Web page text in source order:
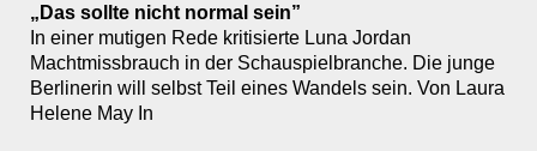
„Das sollte nicht normal sein”
In einer mutigen Rede kritisierte Luna Jordan
Machtmissbrauch in der Schauspielbranche. Die junge
Berlinerin will selbst Teil eines Wandels sein. Von Laura
Helene May In